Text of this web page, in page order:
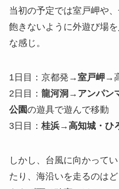
当初の予定では室戸岬や
飽きないように外遊び場
な感じ。
1日目：京都発→室戸岬→
2日目： 龍河洞 → アンパン
公園の遊具で遊んで移動
3日目： 桂浜→高知城・ひ
しかし、台風に向かって
たり、海沿いを走るのは